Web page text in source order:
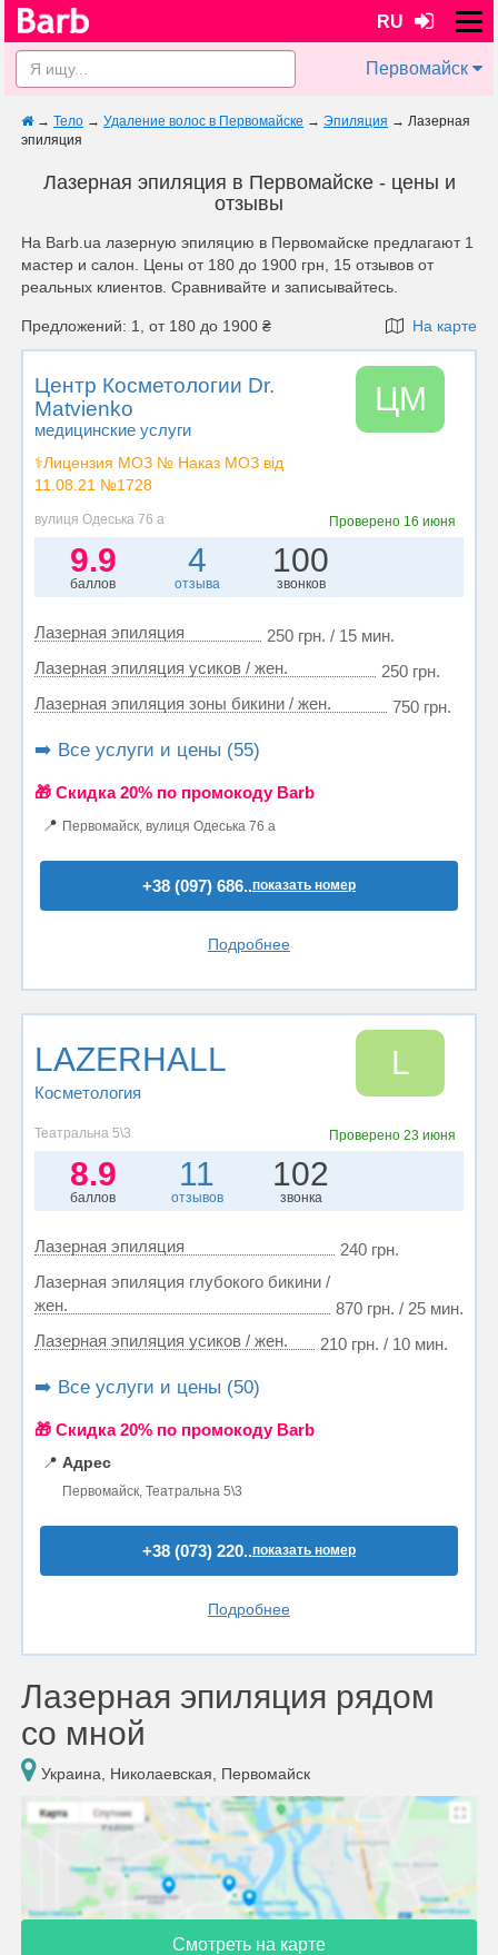
RU
Первомайск
→ Тело → Удаление волос в Первомайске → Эпиляция → Лазерная
эпиляция
Лазерная эпиляция в Первомайске - цены и
отзывы
На Barb.ua лазерную эпиляцию в Первомайске предлагают 1
мастер и салон. Цены от 180 до 1900 грн, 15 отзывов от
реальных клиентов. Сравнивайте и записывайтесь.
Предложений: 1, от 180 до 1900 ₴ На карте
Центр Косметологии Dr.
Matvienko
медицинские услуги
⚕️Лицензия МОЗ № Наказ МОЗ від
11.08.21 №1728
ЦМ
вулиця Одеська 76 а Проверено 16 июня
9.9
баллов
4
отзыва
100
звонков
Лазерная эпиляция
250 грн. / 15 мин.
Лазерная эпиляция усиков / жен.
250 грн.
Лазерная эпиляция зоны бикини / жен.
750 грн.
➡️ Все услуги и цены (55)
🎁 Cкидка 20% по промокоду Barb
📍 Первомайск, вулиця Одеська 76 а
+38 (097) 686..показать номер
Подробнее
LAZERHALL
Косметология
L
Театральна 5\3 Проверено 23 июня
8.9
баллов
11
отзывов
102
звонка
Лазерная эпиляция
240 грн.
Лазерная эпиляция глубокого бикини /
жен.
870 грн. / 25 мин.
Лазерная эпиляция усиков / жен.
210 грн. / 10 мин.
➡️ Все услуги и цены (50)
🎁 Cкидка 20% по промокоду Barb
📍 Адрес
Первомайск, Театральна 5\3
+38 (073) 220..показать номер
Подробнее
Лазерная эпиляция рядом
со мной
Украина, Николаевская, Первомайск
Смотреть на карте